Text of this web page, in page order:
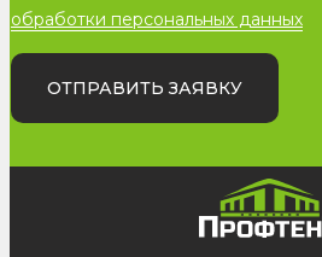
обработки персональных данных
ОТПРАВИТЬ ЗАЯВКУ